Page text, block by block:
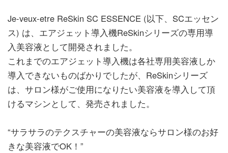
Je-veux-etre ReSkin SC ESSENCE (以下、SCエッセン
ス) は、エアジェット導入機ReSkinシリーズの専用導
入美容液として開発されました。
これまでのエアジェット導入機は各社専用美容液しか
導入できないものばかりでしたが、ReSkinシリーズ
は、サロン様がご使用になりたい美容液を導入して頂
けるマシンとして、発売されました。
“サラサラのテクスチャーの美容液ならサロン様のお好
きな美容液でOK！”